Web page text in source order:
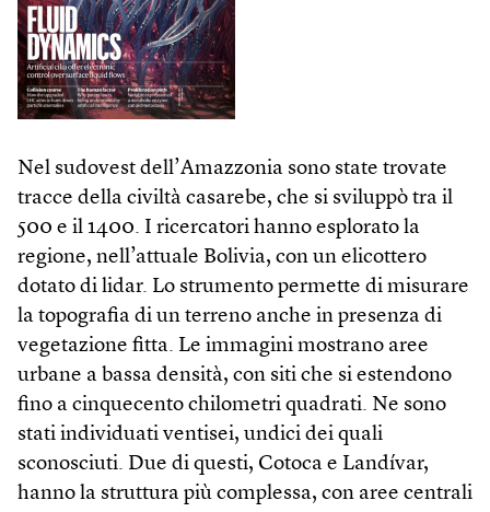
Nel sudovest dell’Amazzonia sono state trovate
tracce della civiltà casarebe, che si sviluppò tra il
500 e il 1400. I ricercatori hanno esplorato la
regione, nell’attuale Bolivia, con un elicottero
dotato di lidar. Lo strumento permette di misurare
la topografia di un terreno anche in presenza di
vegetazione fitta. Le immagini mostrano aree
urbane a bassa densità, con siti che si estendono
fino a cinquecento chilometri quadrati. Ne sono
stati individuati ventisei, undici dei quali
sconosciuti. Due di questi, Cotoca e Landívar,
hanno la struttura più complessa, con aree centrali